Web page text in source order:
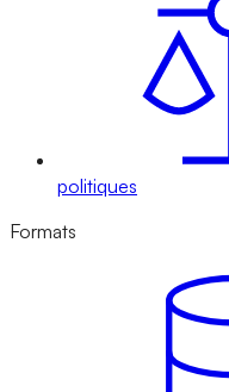
politiques
Formats